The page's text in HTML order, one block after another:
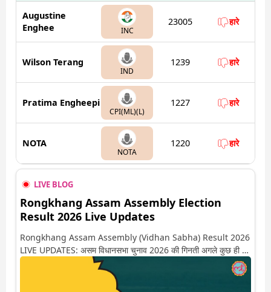
Augustine
Enghee
INC
23005 हारे
Wilson Terang
IND
1239 हारे
Pratima Engheepi
CPI(ML)(L)
1227 हारे
NOTA
NOTA
1220 हारे
LIVE BLOG
Rongkhang Assam Assembly Election
Result 2026 Live Updates
Rongkhang Assam Assembly (Vidhan Sabha) Result 2026
LIVE UPDATES: असम विधानसभा चुनाव 2026 की गिनती अगले कुछ ही देर
में शुरू होने वाली है. यहां देखें रोंगखांग सीट पर कौन आगे-कौन पीछे से लेकर
किस तरफ जा रहें है रुझान. साथ ही पाइए इस सीट पर हो रही हर एक हलचल